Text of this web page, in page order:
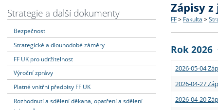
Dozvědět se více
Struktura
Strategie
Podpora
Podat přihlášku
Co
Učitelské
Dozvědět se více
Rigorózní
Dozvědět se více
O vědě a
Granty a
Dozvědět se více
Aktuální
Strategie a další dokumenty
Bezpečnost
Strategické a dlouhodobé záměry
FF UK pro udržitelnost
Výroční zprávy
Platné vnitřní předpisy FF UK
Rozhodnutí a sdělení děkana, opatření a sdělení
Zápisy
FF > Fakulta >
Rok 2026
2026-05-04
2026-04-27
2026-04-20